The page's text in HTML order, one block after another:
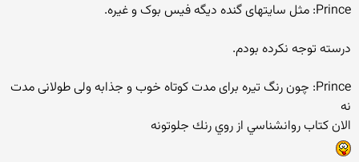
Prince: مثل سایتهای گنده دیگه فیس بوک و غیره.
درسته توجه نكرده بودم.
Prince: چون رنگ تیره برای مدت کوتاه خوب و جذابه ولی طولانی مدت
نه
الان كتاب روانشناسي از روي رنك جلوتونه